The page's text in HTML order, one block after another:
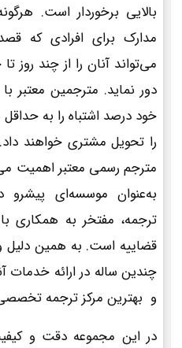
بالایی برخوردار است.
مدارک برای افرادی که
می‌تواند آنان را از چند روز
دور نماید. مترجمین معتبر
خود درصد اشتباه را به
را تحویل مشتری خواهند داد.
مترجم رسمی معتبر اهمیت
به‌عنوان موسسه‌ای
ترجمه، مفتخر به همکاری
قضاییه است. به همین دلیل
چندین ساله در ارائه خدمات
و بهترین مرکز ترجمه
در این مجموعه دقت و